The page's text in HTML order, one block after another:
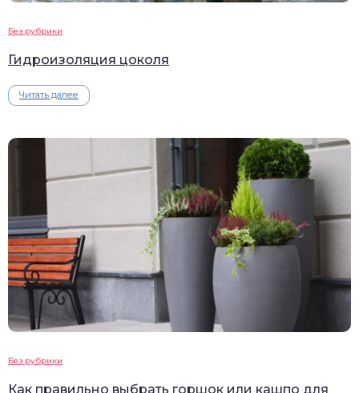
Без рубрики
Гидроизоляция цоколя
Читать далее
Без рубрики
Как правильно выбрать горшок или кашпо для